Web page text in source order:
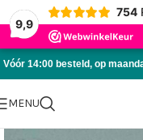
9,9
754
Skip to navigation
Skip to main content
Vóór 14:00 besteld, op
MENU